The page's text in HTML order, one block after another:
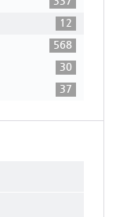
12
568
30
37